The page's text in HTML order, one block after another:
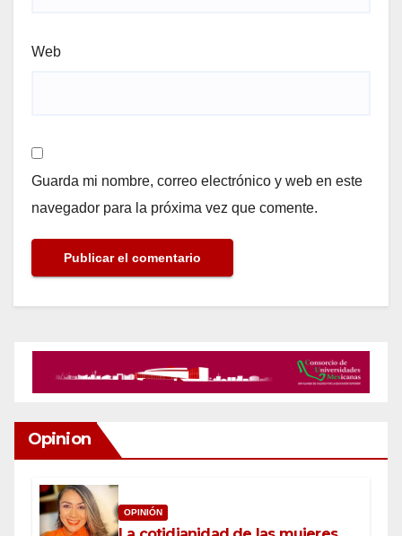
Web
Guarda mi nombre, correo electrónico y web en este
navegador para la próxima vez que comente.
Opinion
OPINIÓN